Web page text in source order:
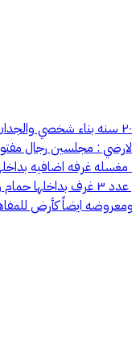
مواصفات الفيلا : المساحة :٨١٠
للصاله علويه مع مدفاه واجه قزاز صاله